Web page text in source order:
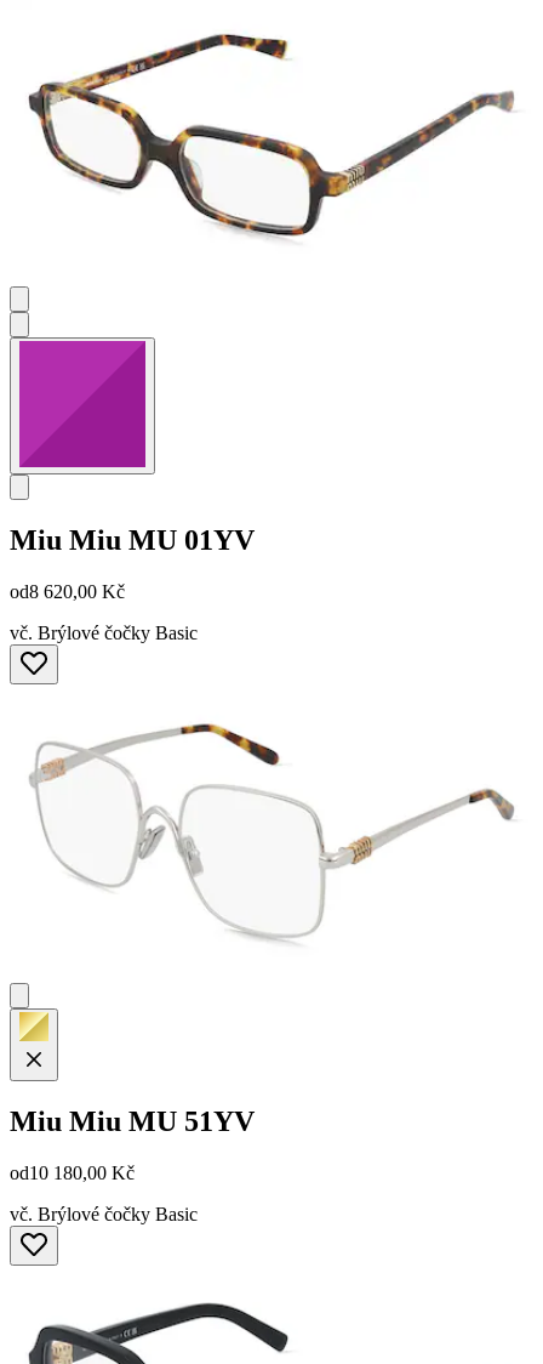
Miu Miu MU 01YV
od8 620,00 Kč
vč. Brýlové čočky Basic
Miu Miu MU 51YV
od10 180,00 Kč
vč. Brýlové čočky Basic